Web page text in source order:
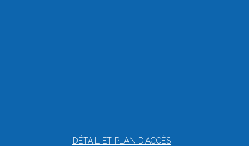
DÉTAIL ET PLAN D'ACCÈS